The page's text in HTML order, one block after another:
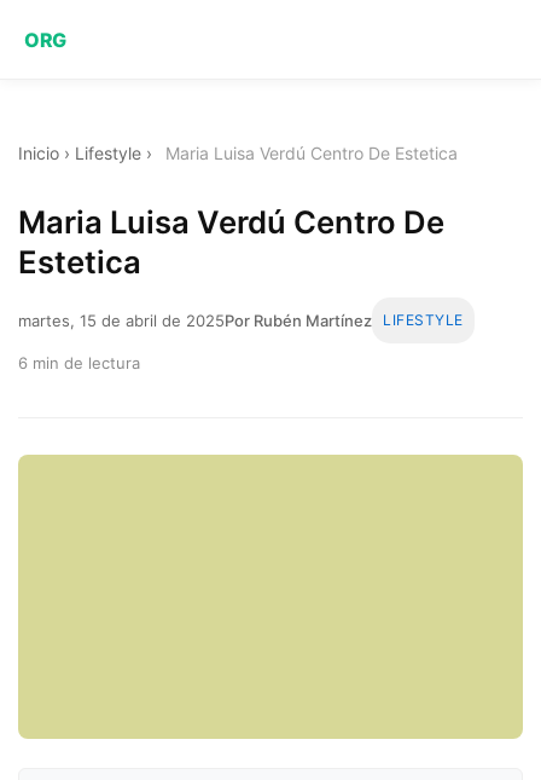
ORG
Inicio › Lifestyle › Maria Luisa Verdú Centro De Estetica
Maria Luisa Verdú Centro De
Estetica
martes, 15 de abril de 2025Por Rubén Martínez LIFESTYLE
6 min de lectura